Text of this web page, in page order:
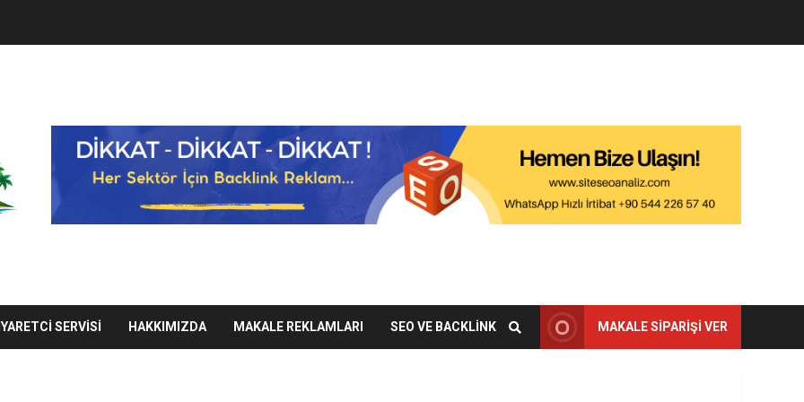
SERVISI HAKKIMIZDA MAKALE REKLAMLARI SEO VE BACKLINK MAKALE SIPARIŞI VER